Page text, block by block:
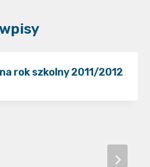
rok szkolny 2011/2012